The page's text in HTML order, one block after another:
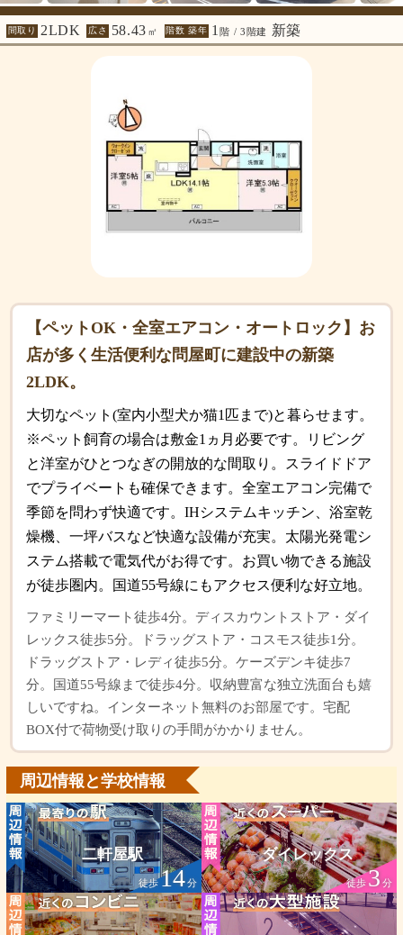
間取り 2LDK 広さ 58.43 ㎡ 階数 築年 1 階 / 3階建 新築
【ペットOK・全室エアコン・オートロック】お
店が多く生活便利な問屋町に建設中の新築
2LDK。
大切なペット(室内小型犬か猫1匹まで)と暮らせます。
※ペット飼育の場合は敷金1ヵ月必要です。リビング
と洋室がひとつなぎの開放的な間取り。スライドドア
でプライベートも確保できます。全室エアコン完備で
季節を問わず快適です。IHシステムキッチン、浴室乾
燥機、一坪バスなど快適な設備が充実。太陽光発電シ
ステム搭載で電気代がお得です。お買い物できる施設
が徒歩圏内。国道55号線にもアクセス便利な好立地。
ファミリーマート徒歩4分。ディスカウントストア・ダイ
レックス徒歩5分。ドラッグストア・コスモス徒歩1分。
ドラッグストア・レディ徒歩5分。ケーズデンキ徒歩7
分。国道55号線まで徒歩4分。収納豊富な独立洗面台も嬉
しいですね。インターネット無料のお部屋です。宅配
BOX付で荷物受け取りの手間がかかりません。
周辺情報と学校情報
二軒屋駅
徒歩14分
ダイレックス
徒歩3分